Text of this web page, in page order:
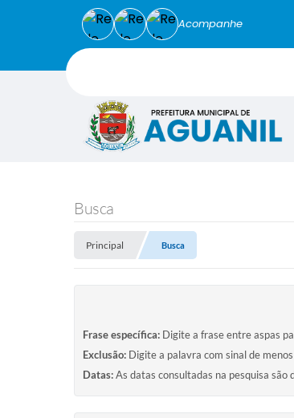
Acompanhe
Busca
Principal Busca
Frase específica: Digite a frase entre aspas
Exclusão: Digite a palavra com sinal de
Datas:As datas consultadas na pesquisa